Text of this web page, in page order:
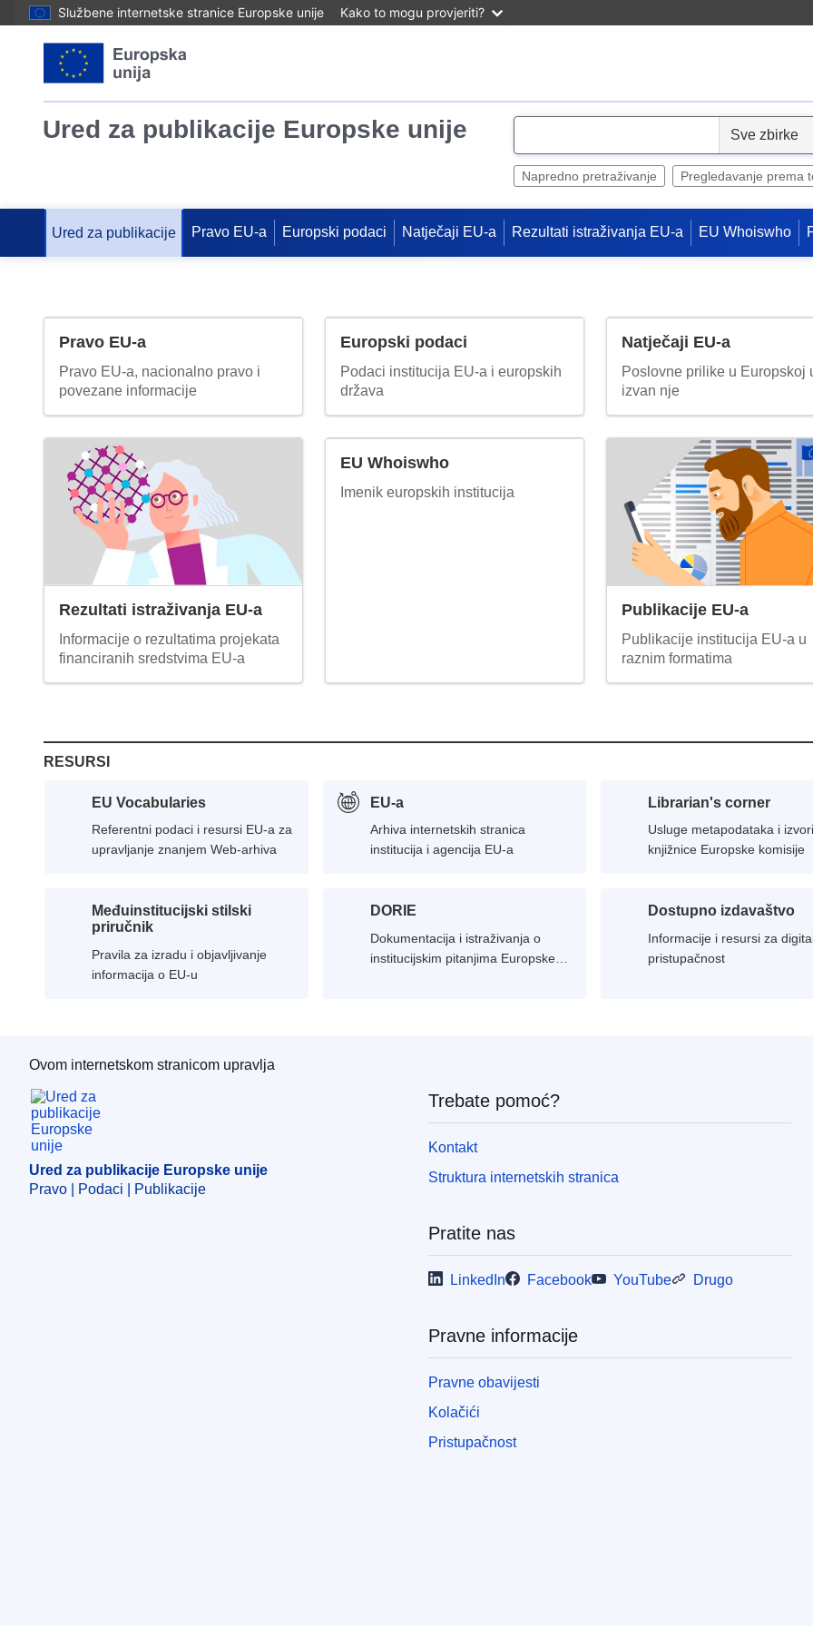
Službene internetske stranice Europske unije Kako to mogu provjeriti?
Ured za publikacije Europske unije
e
Napredno pretraživanje Pregledavanje prema
Ured za publikacije Pravo EU-a Europski podaci Natječaji EU-a Rezultati istraživanja EU-a EU Whoiswho
Pravo EU-a
Pravo EU-a, nacionalno pravo i
povezane informacije
Europski podaci
Podaci institucija EU-a i europskih
država
Natječaji EU-a
Poslovne prilike u Europskoj
izvan nje
Rezultati istraživanja EU-a
Informacije o rezultatima projekata
financiranih sredstvima EU-a
EU Whoiswho
Imenik europskih institucija
Publikacije EU-a
Publikacije institucija EU-a u
raznim formatima
RESURSI
EU Vocabularies
Referentni podaci i resursi EU-a za
upravljanje znanjem Web-arhiva
EU-a
Arhiva internetskih stranica
institucija i agencija EU-a
Librarian's corner
Usluge metapodataka i izvori
knjižnice Europske komisije
Međuinstitucijski stilski
priručnik
Pravila za izradu i objavljivanje
informacija o EU-u
DORIE
Dokumentacija i istraživanja o
institucijskim pitanjima Europske
Dostupno izdavaštvo
Informacije i resursi za
pristupačnost
Ured za publikacije Europske unije
Ovom internetskom stranicom upravlja
Ured za publikacije Europske unije
Pravo | Podaci | Publikacije
Trebate pomoć?
Kontakt
Struktura internetskih stranica
Pratite nas
LinkedIn Facebook YouTube Drugo
Pravne informacije
Pravne obavijesti
Kolačići
Pristupačnost